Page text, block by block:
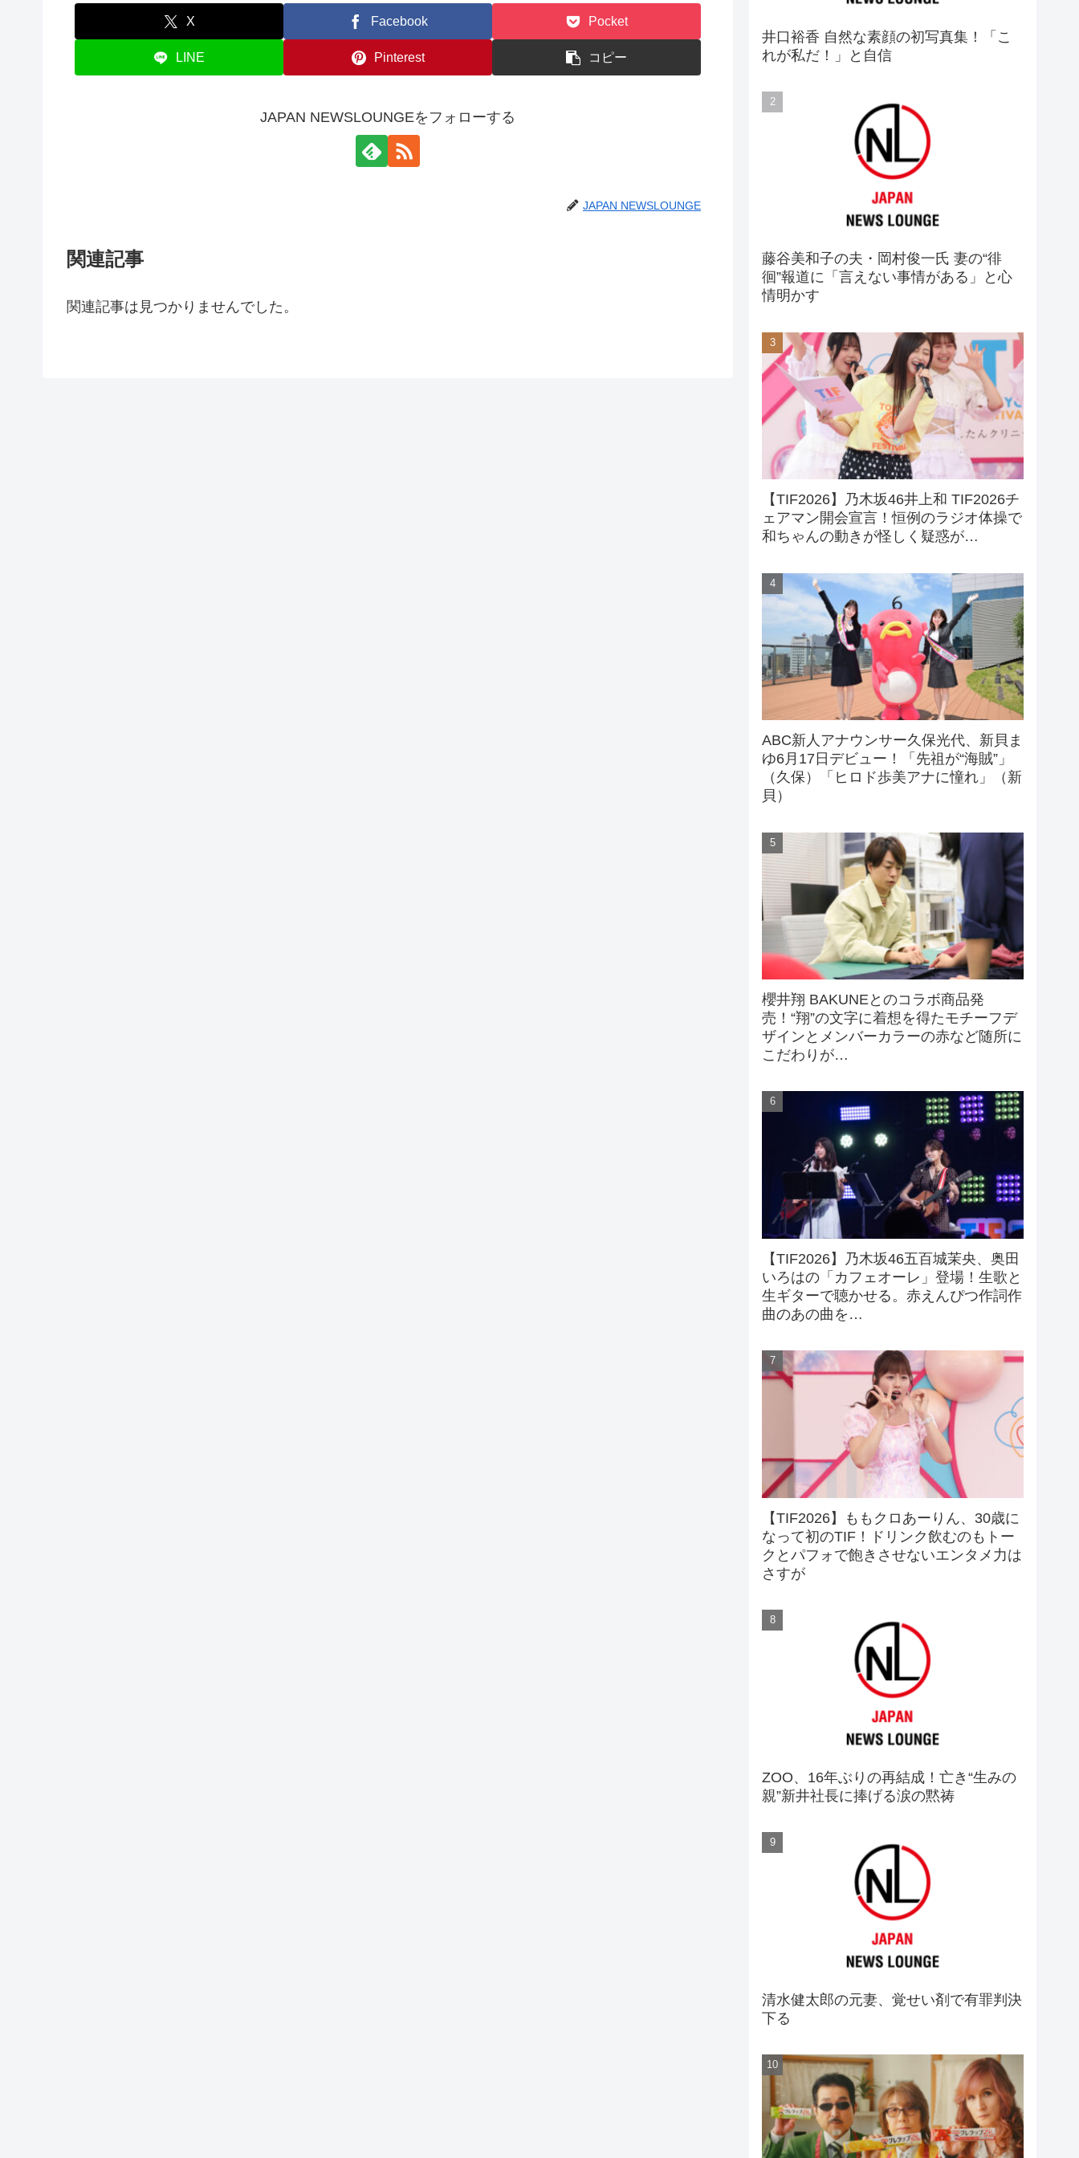
X Facebook Pocket
LINE Pinterest コピー
JAPAN NEWSLOUNGEをフォローする
JAPAN NEWSLOUNGE
関連記事
関連記事は見つかりませんでした。
井口裕香 自然な素顔の初写真集！「こ
れが私だ！」と自信
藤谷美和子の夫・岡村俊一氏 妻の“徘
徊”報道に「言えない事情がある」と心
情明かす
【TIF2026】乃木坂46井上和 TIF2026チ
ェアマン開会宣言！恒例のラジオ体操で
和ちゃんの動きが怪しく疑惑が…
ABC新人アナウンサー久保光代、新貝ま
ゆ6月17日デビュー！「先祖が“海賊”」
（久保）「ヒロド歩美アナに憧れ」（新
貝）
櫻井翔 BAKUNEとのコラボ商品発
売！“翔”の文字に着想を得たモチーフデ
ザインとメンバーカラーの赤など随所に
こだわりが…
【TIF2026】乃木坂46五百城茉央、奥田
いろはの「カフェオーレ」登場！生歌と
生ギターで聴かせる。赤えんぴつ作詞作
曲のあの曲を…
【TIF2026】ももクロあーりん、30歳に
なって初のTIF！ドリンク飲むのもトー
クとパフォで飽きさせないエンタメ力は
さすが
ZOO、16年ぶりの再結成！亡き“生みの
親”新井社長に捧げる涙の黙祷
清水健太郎の元妻、覚せい剤で有罪判決
下る